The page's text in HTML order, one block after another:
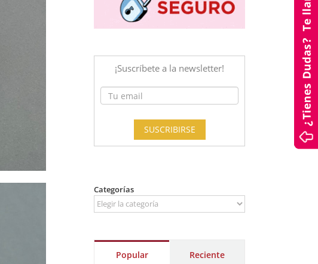
Categorías
Categorías
Popular Reciente